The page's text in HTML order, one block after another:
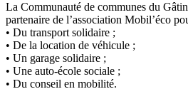
La Communauté de communes du
partenaire de l’association Mobil’éco
• Du transport solidaire ;
• De la location de véhicule ;
• Un garage solidaire ;
• Une auto-école sociale ;
• Du conseil en mobilité.